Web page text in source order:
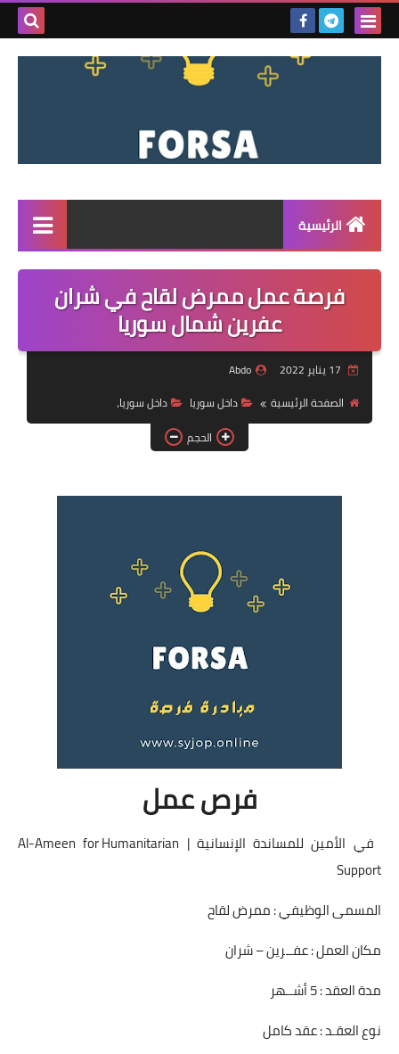
بحث
الرئيسية
القائمة
مناقصات
فرص عمل داخل سوريا
فرص عمل في العراق
فرص عمل في اليمن
فرص عمل في السودان
فرصة عمل ممرض لقاح في شران
عفرين شمال سوريا
Abdo
الصفحة الرئيسية
داخل سوريا
داخل سوريا،
الحجم
فرص عمل
في الأمين للمساندة الإنسانية | Al-Ameen for Humanitarian
Support
المسمى الوظيفي : ممرض لقاح
مكان العمل : عفــرين – شران
مدة العقد : 5 أشــهر
نوع العقـد : عقد كامل